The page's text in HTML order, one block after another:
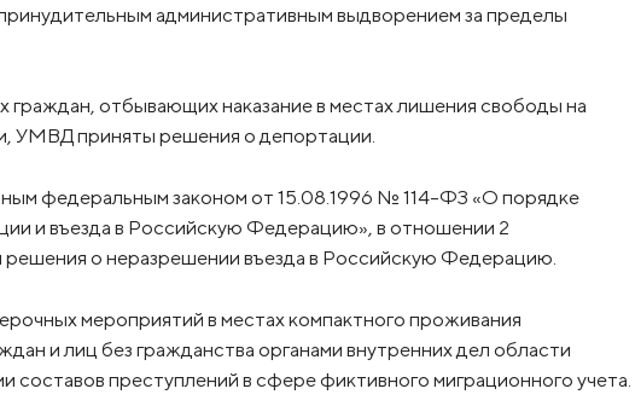
административным выдворением за пределы
граждан, отбывающих наказание в местах лишения свободы на
УМВД приняты решения о депортации.
федеральным законом от 15.08.1996 № 114-ФЗ «О порядке
и въезда в Российскую Федерацию», в отношении 2
о неразрешении въезда в Российскую Федерацию.
мероприятий в местах компактного проживания
и лиц без гражданства органами внутренних дел области
составов преступлений в сфере фиктивного миграционного учета.